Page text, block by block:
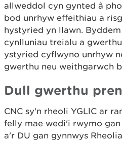
allweddol cyn gynted â
bod unrhyw effeithiau a
hystyried yn llawn.
cynlluniau treialu a
ystyried cyflwyno unrhyw
gwerthu neu weithgarwch
Dull gwerthu
CNC sy'n rheoli YGLlC ar
felly mae wedi'i rwymo
a'r DU gan gynnwys